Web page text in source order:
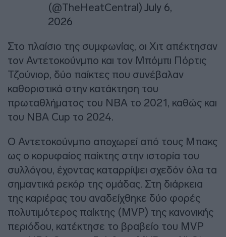
(@TheHeatCentral) July 6,
2026
Στο πλαίσιο της συμφωνίας, οι Χιτ απέκτησαν
τον Αντετοκούνμπο και τον Μπόμπι Πόρτις
Τζούνιορ, δύο παίκτες που συνέβαλαν
καθοριστικά στην κατάκτηση του
πρωταθλήματος του ΝΒΑ το 2021, καθώς και
του NBA Cup το 2024.
Ο Αντετοκούνμπο αποχωρεί από τους Μπακς
ως ο κορυφαίος παίκτης στην ιστορία του
συλλόγου, έχοντας καταρρίψει σχεδόν όλα τα
σημαντικά ρεκόρ της ομάδας. Στη διάρκεια
της καριέρας του αναδείχθηκε δύο φορές
πολυτιμότερος παίκτης (MVP) της κανονικής
περιόδου, κατέκτησε το βραβείο του MVP